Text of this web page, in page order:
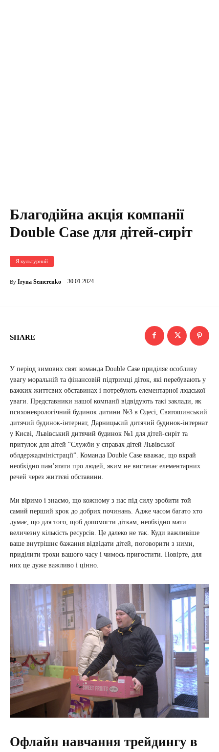
Благодійна акція компанії
Double Case для дітей-сиріт
Я культурний
By Iryna Semerenko 30.01.2024
SHARE
У період зимових свят команда Double Case приділяє особливу
увагу моральній та фінансовій підтримці діток, які перебувають у
важких життєвих обставинах і потребують елементарної людської
уваги. Представники нашої компанії відвідують такі заклади, як
психоневрологічний будинок дитини №3 в Одесі, Святошинський
дитячий будинок-інтернат, Дарницький дитячий будинок-інтернат
у Києві, Львівський дитячий будинок №1 для дітей-сиріт та
притулок для дітей “Служби у справах дітей Львівської
облдержадміністрації”. Команда Double Case вважає, що вкрай
необхідно пам’ятати про людей, яким не вистачає елементарних
речей через життєві обставини.
Ми віримо і знаємо, що кожному з нас під силу зробити той
самий перший крок до добрих починань. Адже часом багато хто
думає, що для того, щоб допомогти діткам, необхідно мати
величезну кількість ресурсів. Це далеко не так. Куди важливіше
ваше внутрішнє бажання відвідати дітей, поговорити з ними,
приділити трохи вашого часу і чимось пригостити. Повірте, для
них це дуже важливо і цінно.
Офлайн навчання трейдингу в